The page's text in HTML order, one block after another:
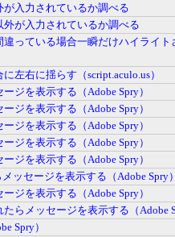
入力されているか調べる
が入力されているか調べる
っている場合一瞬だけハイライト
左右に揺らす（script.aculo.us）
ジを表示する（Adobe Spry）
ジを表示する（Adobe Spry）
ジを表示する（Adobe Spry）
ジを表示する（Adobe Spry）
ジを表示する（Adobe Spry）
ッセージを表示する（Adobe Spry）
ジを表示する（Adobe Spry）
らメッセージを表示する（Adobe
Spry）